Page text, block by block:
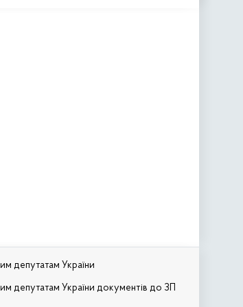
депутатам України
депутатам України документів до ЗП